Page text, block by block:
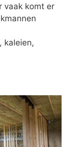
vaak komt er
kaleien,